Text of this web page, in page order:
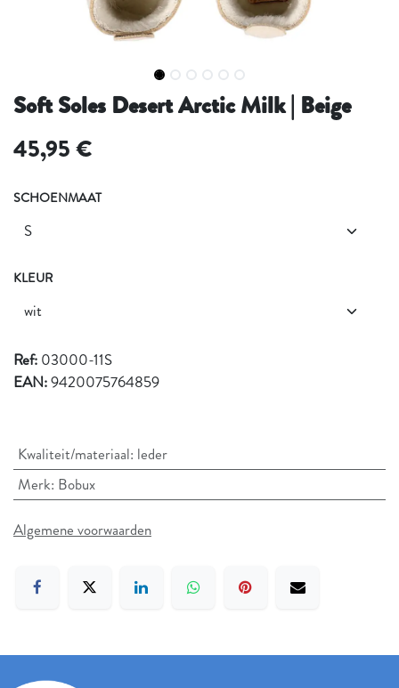
Soft Soles Desert Arctic Milk | Beige
45,95€
SCHOENMAAT
KLEUR
Ref: 03000-11S
EAN:9420075764859
Kwaliteit/materiaal: leder
Merk: Bobux
Algemene voorwaarden